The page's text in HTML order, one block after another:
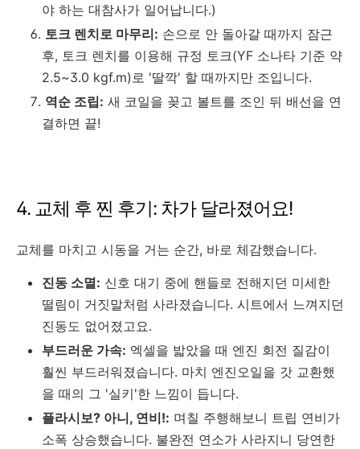
야 하는 대참사가 일어납니다.)
토크 렌치로 마무리: 손으로 안 돌아갈 때까지 잠근
후, 토크 렌치를 이용해 규정 토크(YF 소나타 기준 약
2.5~3.0 kgf.m)로 '딸깍' 할 때까지만 조입니다.
역순 조립: 새 코일을 꽂고 볼트를 조인 뒤 배선을 연
결하면 끝!
4. 교체 후 찐 후기: 차가 달라졌어요!
교체를 마치고 시동을 거는 순간, 바로 체감했습니다.
진동 소멸: 신호 대기 중에 핸들로 전해지던 미세한
떨림이 거짓말처럼 사라졌습니다. 시트에서 느껴지던
진동도 없어졌고요.
부드러운 가속: 엑셀을 밟았을 때 엔진 회전 질감이
훨씬 부드러워졌습니다. 마치 엔진오일을 갓 교환했
을 때의 그 '실키'한 느낌이 듭니다.
플라시보? 아니, 연비!: 며칠 주행해보니 트립 연비가
소폭 상승했습니다. 불완전 연소가 사라지니 당연한